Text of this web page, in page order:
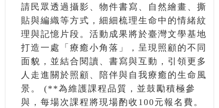
請民眾透過攝影、物件書寫、自然繪畫、撕
貼與編織等方式，細細梳理生命中的情緒紋
理與記憶片段。活動成果將於臺灣文學基地
打造一處「療癒小角落」，呈現照顧的不同
面貌，並結合閱讀、書寫與互動，引領更多
人走進關於照顧、陪伴與自我療癒的生命風
景。 (**為維護課程品質，並鼓勵積極參
與，每場次課程將現場酌收100元報名費。